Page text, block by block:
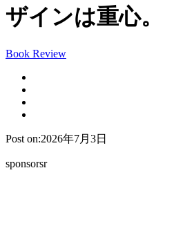
ザインは重心。
Book Review
Post on:2026年7月3日
sponsorsr